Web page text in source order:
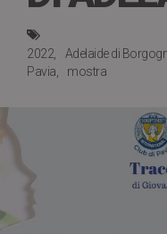
2022 Adelaide di
Pavia
mostra